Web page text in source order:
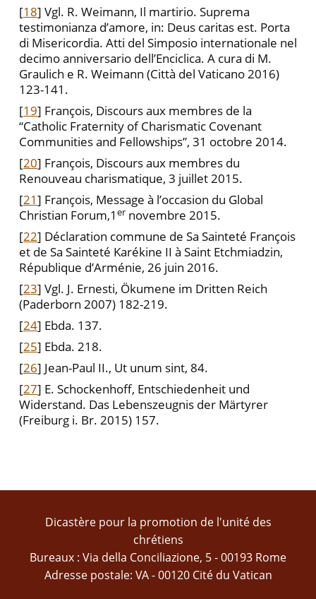
[18] Vgl. R. Weimann, Il martirio. Suprema
testimonianza d’amore, in: Deus caritas est. Porta
di Misericordia. Atti del Simposio internationale nel
decimo anniversario dell’Enciclica. A cura di M.
Graulich e R. Weimann (Città del Vaticano 2016)
123-141.
[19] François, Discours aux membres de la
“Catholic Fraternity of Charismatic Covenant
Communities and Fellowships”, 31 octobre 2014.
[20] François, Discours aux membres du
Renouveau charismatique, 3 juillet 2015.
[21] François, Message à l’occasion du Global
Christian Forum,1 er novembre 2015.
[22] Déclaration commune de Sa Sainteté François
et de Sa Sainteté Karékine II à Saint Etchmiadzin,
République d’Arménie, 26 juin 2016.
[23] Vgl. J. Ernesti, Ökumene im Dritten Reich
(Paderborn 2007) 182-219.
[24] Ebda. 137.
[25] Ebda. 218.
[26] Jean-Paul II., Ut unum sint, 84.
[27] E. Schockenhoff, Entschiedenheit und
Widerstand. Das Lebenszeugnis der Märtyrer
(Freiburg i. Br. 2015) 157.
Dicastère pour la promotion de l'unité des
chrétiens
Bureaux : Via della Conciliazione, 5 - 00193 Rome
Adresse postale: VA - 00120 Cité du Vatican